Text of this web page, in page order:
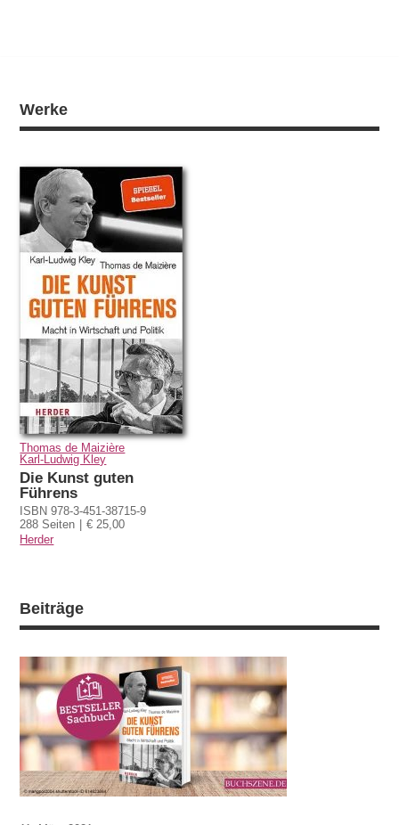
Werke
Thomas de Maizière
Karl-Ludwig Kley
Die Kunst guten
Führens
ISBN 978-3-451-38715-9
288 Seiten
€ 25,00
Herder
Beiträge